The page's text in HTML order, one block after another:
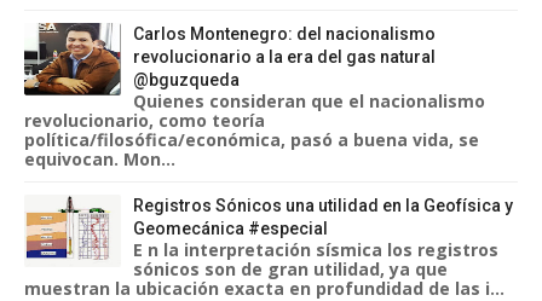
Carlos Montenegro: del nacionalismo
revolucionario a la era del gas natural
@bguzqueda
Quienes consideran que el nacionalismo
revolucionario, como teoría
política/filosófica/económica, pasó a buena vida, se
equivocan. Mon...
Registros Sónicos una utilidad en la Geofísica y
Geomecánica #especial
E n la interpretación sísmica los registros
sónicos son de gran utilidad, ya que
muestran la ubicación exacta en profundidad de las i...